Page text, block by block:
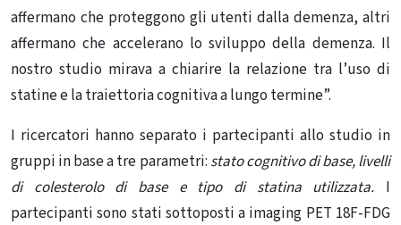
affermano che proteggono gli utenti dalla demenza, altri
affermano che accelerano lo sviluppo della demenza. Il
nostro studio mirava a chiarire la relazione tra l’uso di
statine e la traiettoria cognitiva a lungo termine”.
I ricercatori hanno separato i partecipanti allo studio in
gruppi in base a tre parametri: stato cognitivo di base, livelli
di colesterolo di base e tipo di statina utilizzata. I
partecipanti sono stati sottoposti a imaging PET 18F-FDG